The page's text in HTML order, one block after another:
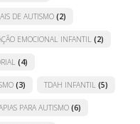
DE AUTISMO (2)
EMOCIONAL INFANTIL (2)
(4)
(3) TDAH INFANTIL (5)
PARA AUTISMO (6)